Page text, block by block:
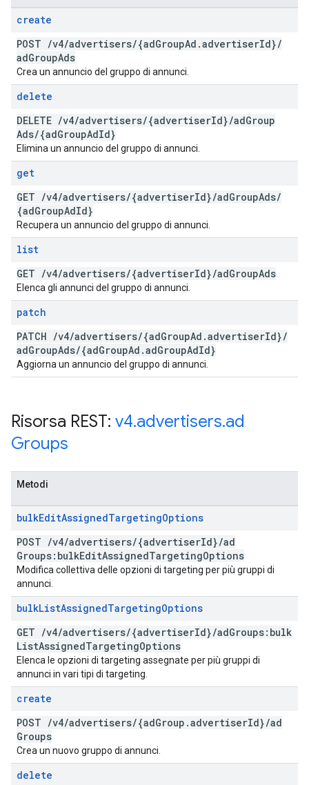
create
POST /v4/advertisers/{adGroupAd .advertiserId}/
adGroupAds
Crea un annuncio del gruppo di annunci.
delete
DELETE /v4/advertisers/{advertiserId}/adGroup
Ads/{adGroupAdId}
Elimina un annuncio del gruppo di annunci.
get
GET /v4/advertisers/{advertiserId}/adGroupAds/
{adGroupAdId}
Recupera un annuncio del gruppo di annunci.
list
GET /v4/advertisers/{advertiserId}/adGroupAds
Elenca gli annunci del gruppo di annunci.
patch
PATCH /v4/advertisers/{adGroupAd .advertiserId}/
adGroupAds/{adGroupAd .adGroupAdId}
Aggiorna un annuncio del gruppo di annunci.
Risorsa REST: v4.advertisers.ad
Groups
Metodi
bulkEditAssignedTargetingOptions
POST /v4/advertisers/{advertiserId}/ad
Groups:bulkEditAssignedTargetingOptions
Modifica collettiva delle opzioni di targeting per più gruppi di
annunci.
bulkListAssignedTargetingOptions
GET /v4/advertisers/{advertiserId}/adGroups:bulk
ListAssignedTargetingOptions
Elenca le opzioni di targeting assegnate per più gruppi di
annunci in vari tipi di targeting.
create
POST /v4/advertisers/{adGroup .advertiserId}/ad
Groups
Crea un nuovo gruppo di annunci.
delete